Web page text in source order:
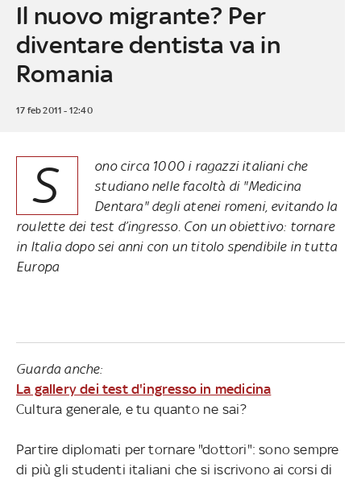
Il nuovo migrante? Per
diventare dentista va in
Romania
17 feb 2011 - 12:40
S
ono circa 1000 i ragazzi italiani che
studiano nelle facoltà di "Medicina
Dentara" degli atenei romeni, evitando la
roulette dei test d’ingresso. Con un obiettivo: tornare
in Italia dopo sei anni con un titolo spendibile in tutta
Europa
Guarda anche:
La gallery dei test d'ingresso in medicina
Cultura generale, e tu quanto ne sai?
Partire diplomati per tornare "dottori": sono sempre
di più gli studenti italiani che si iscrivono ai corsi di